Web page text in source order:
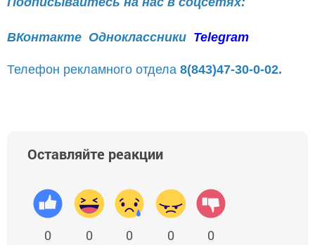
ВКонтакте Одноклассники Telegram
Телефон рекламного отдела 8(843)47-30-0-02.
Оставляйте реакции
0 0 0 0 0